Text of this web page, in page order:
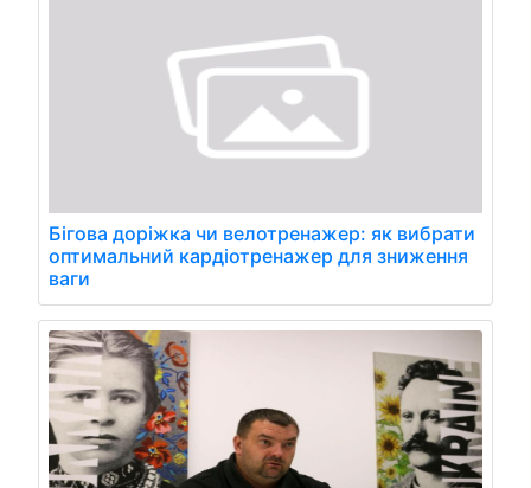
Бігова доріжка чи велотренажер: як вибрати
оптимальний кардіотренажер для зниження
ваги